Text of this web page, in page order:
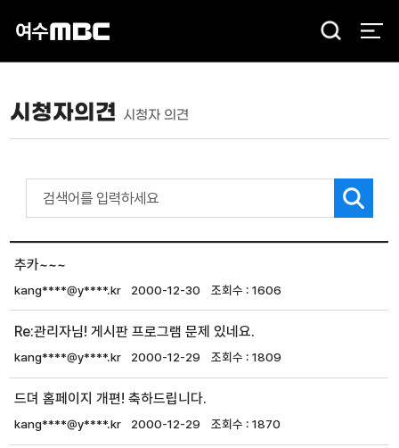
검
시청자의견 시청자 의견
추카~~~
kang****@y****.kr 2000-12-30 1606
Re:관리자님! 게시판 프로그램 문제 있네요.
kang****@y****.kr 2000-12-29 1809
드뎌 홈페이지 개편! 축하드립니다.
kang****@y****.kr 2000-12-29 1870